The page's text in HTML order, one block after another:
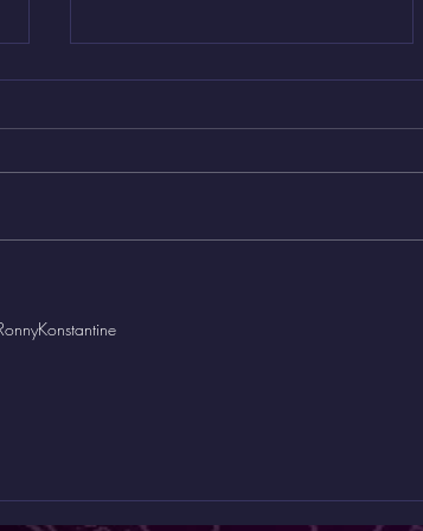
Aduras ty orixás por
Mistérios, Iniciado na AMORS ✨